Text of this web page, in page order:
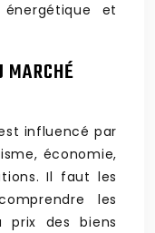
et
MARCHÉ
influencé par
économie,
Il faut les
les
des biens